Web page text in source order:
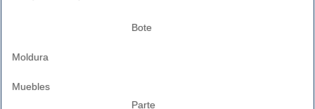
Bote
Moldura
Muebles
Parte